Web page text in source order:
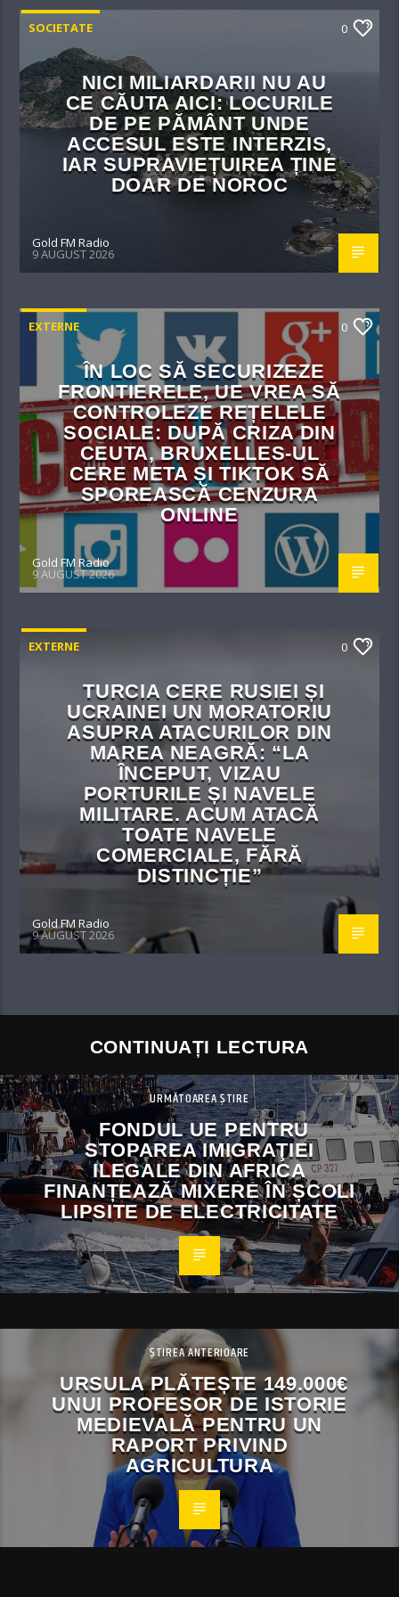
SOCIETATE 0
NICI MILIARDARII NU AU
CE CĂUTA AICI: LOCURILE
DE PE PĂMÂNT UNDE
ACCESUL ESTE INTERZIS,
IAR SUPRAVIEȚUIREA ȚINE
DOAR DE NOROC
Gold FM Radio
9 AUGUST 2026
EXTERNE 0
ÎN LOC SĂ SECURIZEZE
FRONTIERELE, UE VREA SĂ
CONTROLEZE REȚELELE
SOCIALE: DUPĂ CRIZA DIN
CEUTA, BRUXELLES-UL
CERE META ȘI TIKTOK SĂ
SPOREASCĂ CENZURA
ONLINE
Gold FM Radio
9 AUGUST 2026
EXTERNE 0
TURCIA CERE RUSIEI ȘI
UCRAINEI UN MORATORIU
ASUPRA ATACURILOR DIN
MAREA NEAGRĂ: “LA
ÎNCEPUT, VIZAU
PORTURILE ȘI NAVELE
MILITARE. ACUM ATACĂ
TOATE NAVELE
COMERCIALE, FĂRĂ
DISTINCȚIE”
Gold FM Radio
9 AUGUST 2026
CONTINUAȚI LECTURA
URMĂTOAREA ȘTIRE
FONDUL UE PENTRU
STOPAREA IMIGRAŢIEI
ILEGALE DIN AFRICA
FINANȚEAZĂ MIXERE ÎN ȘCOLI
LIPSITE DE ELECTRICITATE
ȘTIREA ANTERIOARE
URSULA PLĂTEȘTE 149.000€
UNUI PROFESOR DE ISTORIE
MEDIEVALĂ PENTRU UN
RAPORT PRIVIND
AGRICULTURA